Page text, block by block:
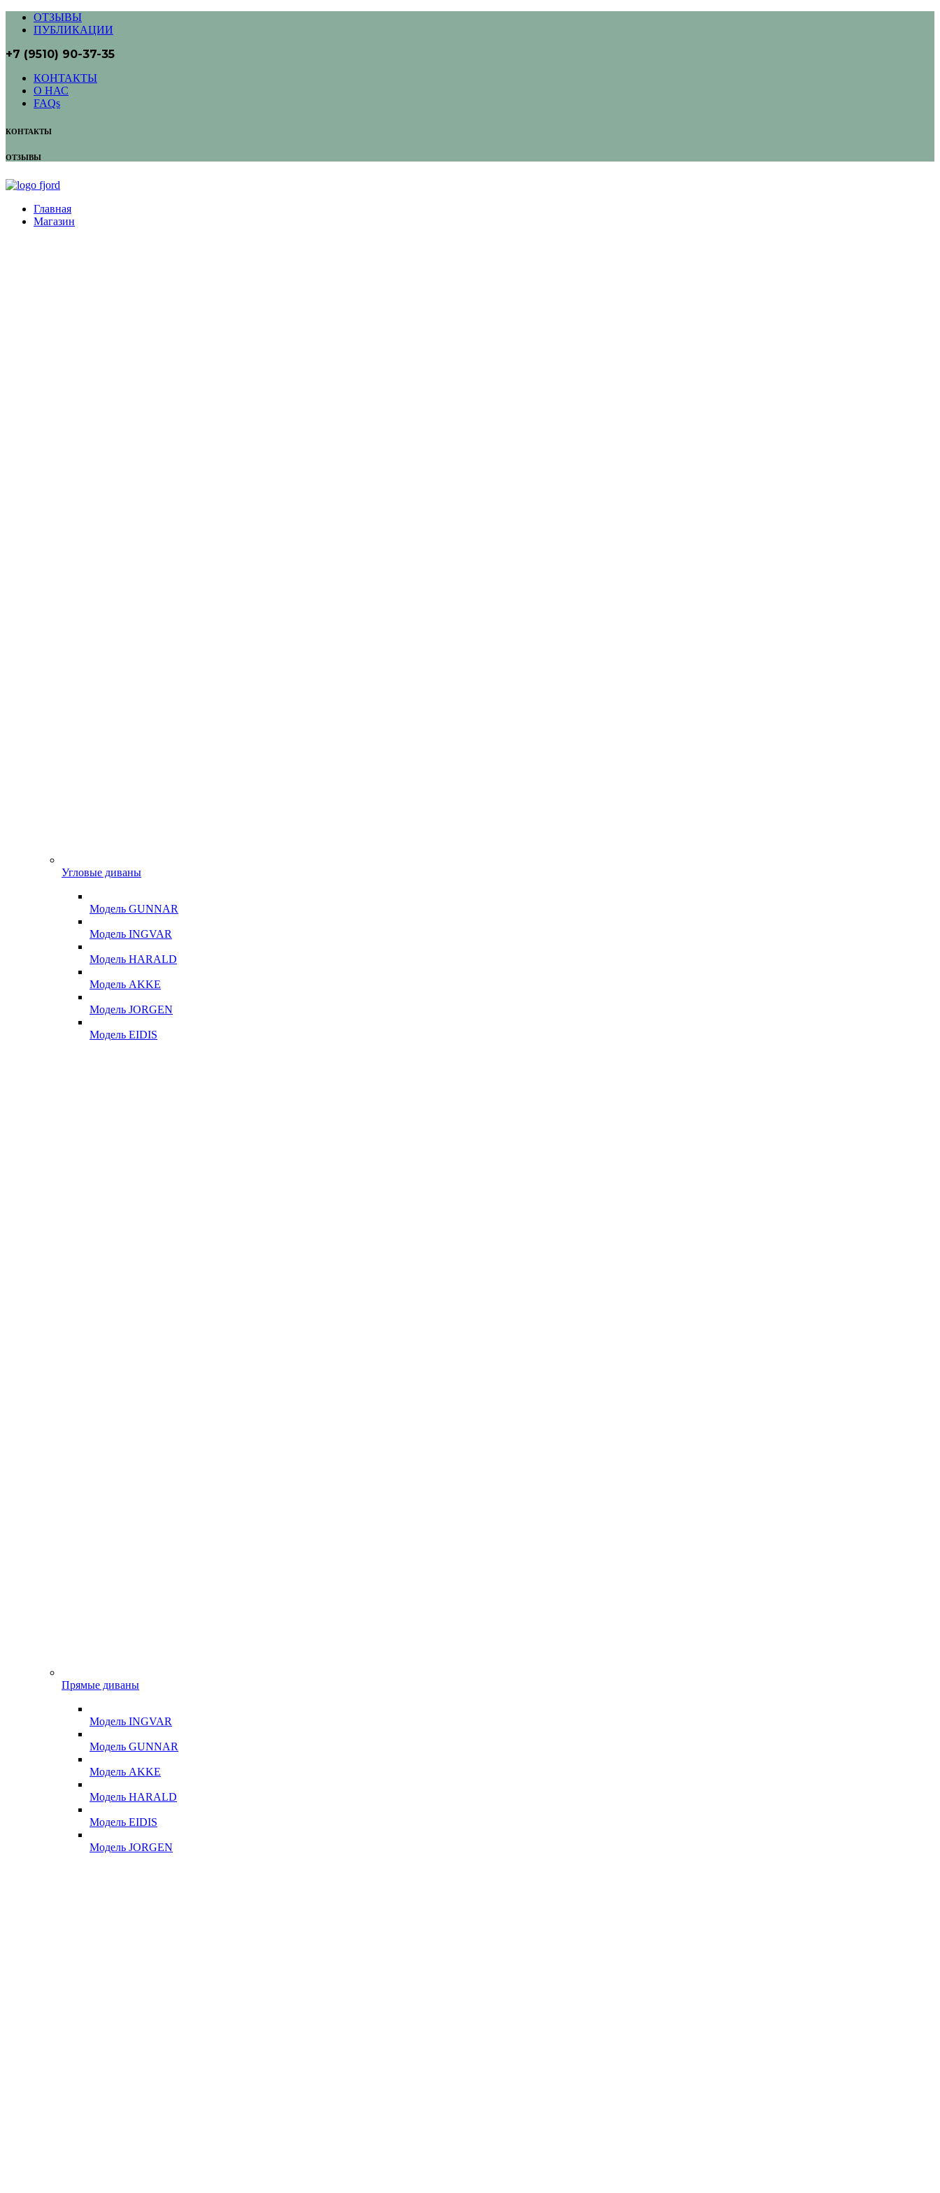
ОТЗЫВЫ
ПУБЛИКАЦИИ
+7 (9510) 90-37-35
КОНТАКТЫ
О НАС
FAQs
КОНТАКТЫ
ОТЗЫВЫ
Главная
Магазин
Угловые диваны
Модель GUNNAR
Модель INGVAR
Модель HARALD
Модель AKKE
Модель JORGEN
Модель EIDIS
Прямые диваны
Модель INGVAR
Модель GUNNAR
Модель AKKE
Модель HARALD
Модель EIDIS
Модель JORGEN